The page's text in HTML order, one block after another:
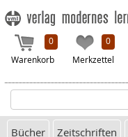
0
Warenkorb
0
Merkzettel
Bücher Zeitschriften